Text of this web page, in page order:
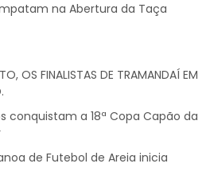
na Abertura da Taça
OS FINALISTAS DE TRAMANDAÍ EM
conquistam a 18ª Copa Capão da
de Futebol de Areia inicia